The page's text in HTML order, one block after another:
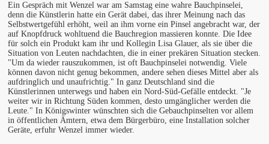
Ein Gespräch mit Wenzel war am Samstag eine wahre Bauchpinselei,
denn die Künstlerin hatte ein Gerät dabei, das ihrer Meinung nach das
Selbstwertgefühl erhöht, weil an ihm vorne ein Pinsel angebracht war, der
auf Knopfdruck wohltuend die Bauchregion massieren konnte. Die Idee
für solch ein Produkt kam ihr und Kollegin Lisa Glauer, als sie über die
Situation von Leuten nachdachten, die in einer prekären Situation stecken.
"Um da wieder rauszukommen, ist oft Bauchpinselei notwendig. Viele
können davon nicht genug bekommen, andere sehen dieses Mittel aber als
aufdringlich und unaufrichtig." In ganz Deutschland sind die
Künstlerinnen unterwegs und haben ein Nord-Süd-Gefälle entdeckt. "Je
weiter wir in Richtung Süden kommen, desto umgänglicher werden die
Leute." In Königswinter wünschten sich die Gebauchpinselten vor allem
in öffentlichen Ämtern, etwa dem Bürgerbüro, eine Installation solcher
Geräte, erfuhr Wenzel immer wieder.